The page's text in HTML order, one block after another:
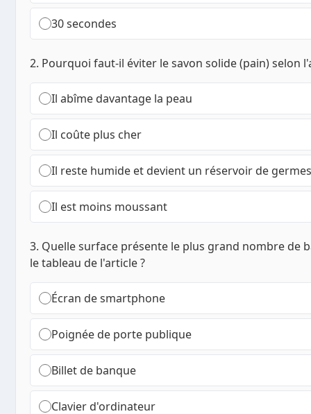
30 secondes
2. Pourquoi faut-il éviter le savon solide (pain) selon
Il abîme davantage la peau
Il coûte plus cher
Il reste humide et devient un réservoir de germes
Il est moins moussant
3. Quelle surface présente le plus grand nombre de
le tableau de l'article ?
Écran de smartphone
Poignée de porte publique
Billet de banque
Clavier d'ordinateur